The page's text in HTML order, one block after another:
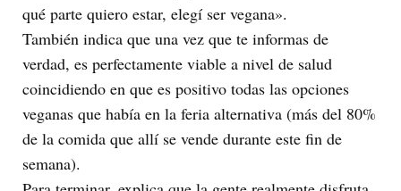
qué parte quiero estar, elegí ser vegana».
También indica que una vez que te informas de
verdad, es perfectamente viable a nivel de salud
coincidiendo en que es positivo todas las opciones
veganas que había en la feria alternativa (más del 80%
de la comida que allí se vende durante este fin de
semana).